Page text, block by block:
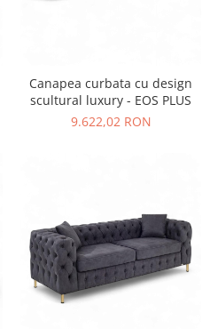
Canapea curbata cu design
scultural luxury - EOS PLUS
9.622,02 RON